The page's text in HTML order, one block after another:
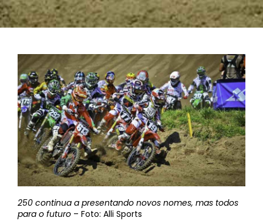
250 continua a presentando novos nomes, mas todos
para o futuro – Foto: Alli Sports